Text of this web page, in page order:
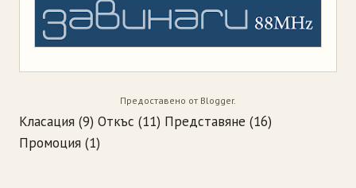
Предоставено от Blogger.
Класация (9) Откъс (11) Представяне (16)
Промоция (1)